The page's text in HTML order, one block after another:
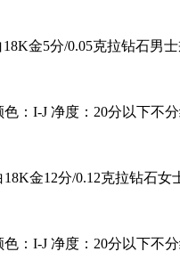
金5分/0.05克拉钻石男
色： I-J 净度： 20分以下不
金12分/0.12克拉钻石女
色： I-J 净度： 20分以下不